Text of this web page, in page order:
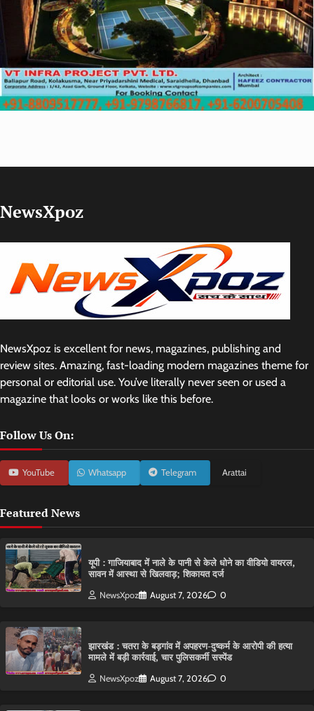
NewsXpoz
NewsXpoz is excellent for news, magazines, publishing and
review sites. Amazing, fast-loading modern magazines theme for
personal or editorial use. You’ve literally never seen or used a
magazine that looks or works like this before.
Follow Us On:
YouTube Whatsapp Telegram Arattai
Featured News
यूपी : गाजियाबाद में नाले के पानी से केले धोने का वीडियो वायरल,
सावन में आस्था से खिलवाड़; शिकायत दर्ज
NewsXpoz August 7, 2026 0
झारखंड : चतरा के बड़गांव में अपहरण-दुष्कर्म के आरोपी की हत्या
मामले में बड़ी कार्रवाई, चार पुलिसकर्मी सस्पेंड
NewsXpoz August 7, 2026 0